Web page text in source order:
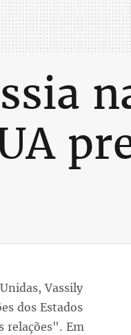
Vassily
dos Estados
relações". Em